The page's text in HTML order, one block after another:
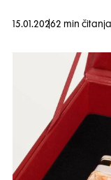
15.01.20262 min čitanja